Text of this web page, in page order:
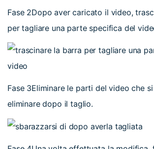
Fase 2Dopo aver caricato il video,
per tagliare una parte specifica del
Fase 3Eliminare le parti del video che
eliminare dopo il taglio.